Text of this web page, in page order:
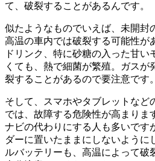
て、破裂することがあるんです。
似たようなものでいえば、未開封
高温の車内では破裂する可能性が
ドリンク、特に砂糖の入った甘い
くても、熱で細菌が繁殖。ガスが
裂することがあるので要注意です。
そして、スマホやタブレットなど
では、故障する危険性が高まりま
ナビの代わりにする人も多いです
ダーに置いたままにしないように
ルバッテリーも、高温によって破